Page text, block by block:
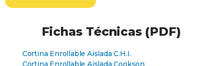
Fichas Técnicas (PDF)
Cortina Enrollable Aislada C.H.I.
Cortina Enrollable Aislada Cookson